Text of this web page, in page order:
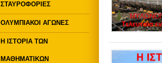
ΣΤΑΥΡΟΦΟΡΙΕΣ
ΟΛΥΜΠΙΑΚΟΙ ΑΓΩΝΕΣ
Η ΙΣΤΟΡΙΑ ΤΩΝ
ΜΑΘΗΜΑΤΙΚΩΝ